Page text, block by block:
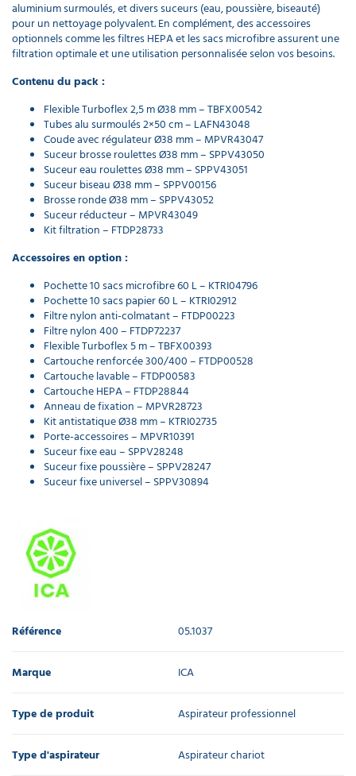
l'unité
Filtre
pour
aspirateur
SPC
429MD
106,24 €
l'unité
Réducteur
aspirateur
Ø40mm /
Ø35mm
5,60 €
l'unité
Coude
plastique
avec
régulateur
d'air pour
aspirateur
Ø40mm
13,91 €
l'unité
Kit
Ø40mm
154,71 €
l'unité
l'unité
Flexible
aluminium surmoulés, et divers suceurs (eau, poussière, biseauté)
pour un nettoyage polyvalent. En complément, des accessoires
optionnels comme les filtres HEPA et les sacs microfibre assurent une
filtration optimale et une utilisation personnalisée selon vos besoins.
Contenu du pack :
Flexible Turboflex 2,5 m Ø38 mm – TBFX00542
Tubes alu surmoulés 2×50 cm – LAFN43048
Coude avec régulateur Ø38 mm – MPVR43047
Suceur brosse roulettes Ø38 mm – SPPV43050
Suceur eau roulettes Ø38 mm – SPPV43051
Suceur biseau Ø38 mm – SPPV00156
Brosse ronde Ø38 mm – SPPV43052
Suceur réducteur – MPVR43049
Kit filtration – FTDP28733
Accessoires en option :
Pochette 10 sacs microfibre 60 L – KTRI04796
Pochette 10 sacs papier 60 L – KTRI02912
Filtre nylon anti-colmatant – FTDP00223
Filtre nylon 400 – FTDP72237
Flexible Turboflex 5 m – TBFX00393
Cartouche renforcée 300/400 – FTDP00528
Cartouche lavable – FTDP00583
Cartouche HEPA – FTDP28844
Anneau de fixation – MPVR28723
Kit antistatique Ø38 mm – KTRI02735
Porte-accessoires – MPVR10391
Suceur fixe eau – SPPV28248
Suceur fixe poussière – SPPV28247
Suceur fixe universel – SPPV30894
Référence 05.1037
Marque ICA
Type de produit Aspirateur professionnel
Type d'aspirateur Aspirateur chariot